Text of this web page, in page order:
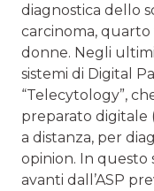
diagnostica dello
carcinoma,
donne. Negli
sistemi di Digital
“Telecytology”,
preparato digitale
a distanza, per
opinion. In questo
avanti dall’ASP